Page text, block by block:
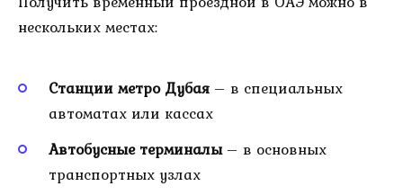
нескольких местах:
Станции метро Дубая – в специальных
автоматах или кассах
Автобусные терминалы– в основных
транспортных узлах